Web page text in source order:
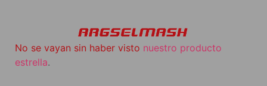
No se vayan sin haber visto nuestro producto
estrella.